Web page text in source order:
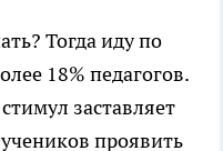
Тогда иду по
18% педагогов.
заставляет
проявить